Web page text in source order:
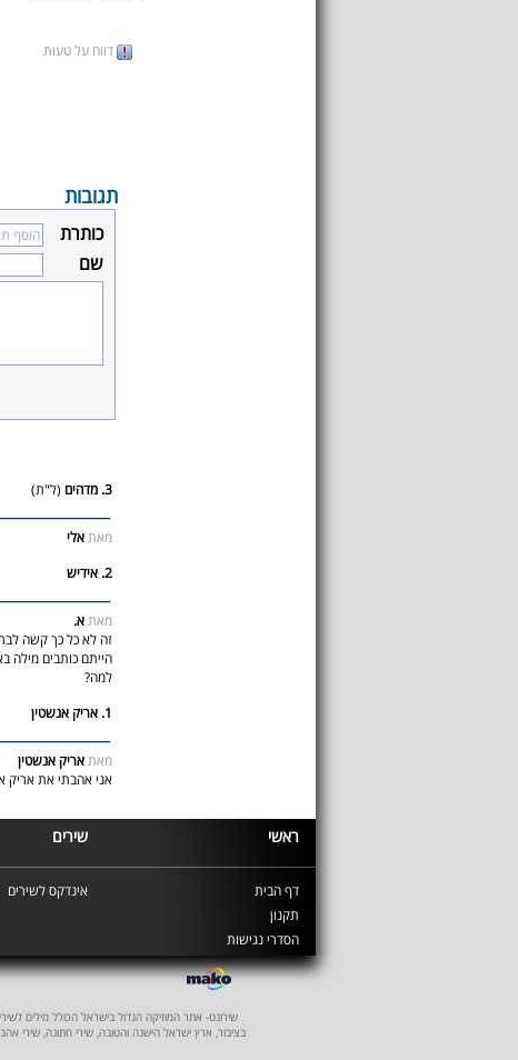
דווח על טעות
תגובות
כותרת
שם
3. מדהים (ל"ת)
מאתאלי
2. אידיש
מאתא.
זה לא כל כך קשה
הייתם כותבים מילה
למה?
1. אריק אנשטין
מאתאריק אנשטין
אני אהבתי את אריק
ראשי שירים
דף הבית
תקנון
הסדרי נגישות
אינדקס לשירים
שירונט- אתר המוזיקה הגדול בישראל הכולל מילים
בציבור, ארץ ישראל הישנה והטובה, שירי חתונה, שירי